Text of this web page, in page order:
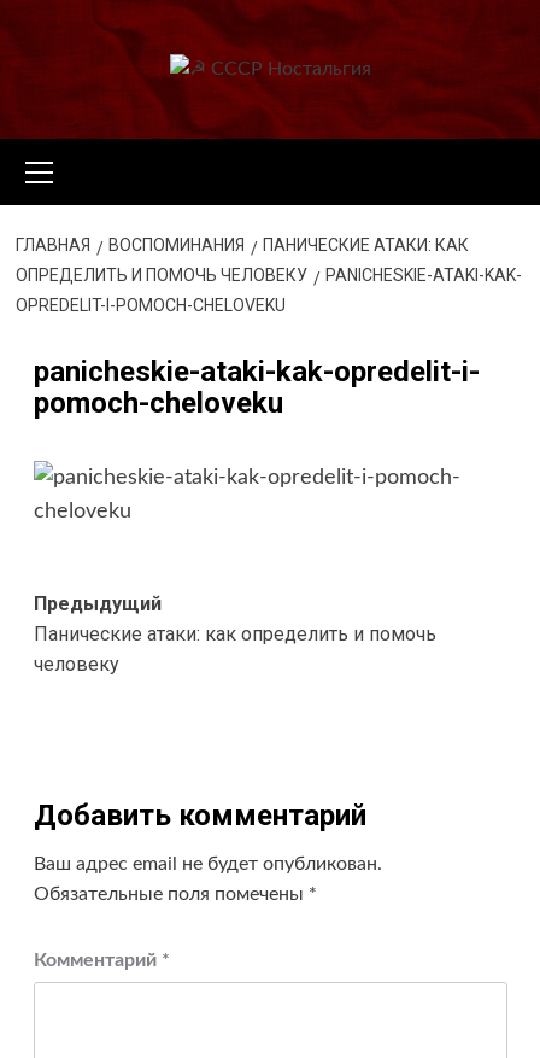
меню
ГЛАВНАЯ ВОСПОМИНАНИЯ
ПАНИЧЕСКИЕ АТАКИ: КАК
ОПРЕДЕЛИТЬ И ПОМОЧЬ ЧЕЛОВЕКУ
PANICHESKIE-ATAKI-KAK-
OPREDELIT-I-POMOCH-CHELOVEKU
panicheskie-ataki-kak-opredelit-i-
pomoch-cheloveku
Навигация
записи
Предыдущий
Панические атаки: как определить и помочь
человеку
Добавить комментарий
Ваш адрес email не будет опубликован.
Обязательные поля помечены *
Комментарий *